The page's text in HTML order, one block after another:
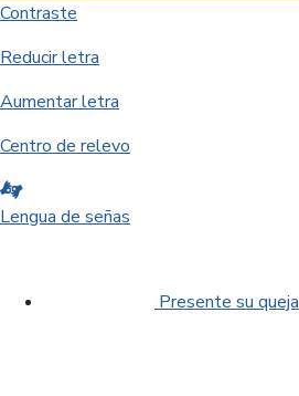
Contraste
Reducir letra
Aumentar letra
Centro de relevo
Lengua de señas
Presente su queja